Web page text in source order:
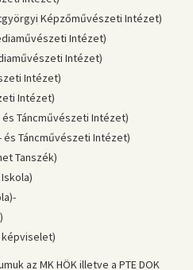
Képzőművészeti Intézet)
Intézet)
Intézet)
Intézet)
Intézet)
és Táncművészeti Intézet)
és Táncművészeti Intézet)
Tanszék)
képviselet)
az MK HÖK illetve a PTE DOK